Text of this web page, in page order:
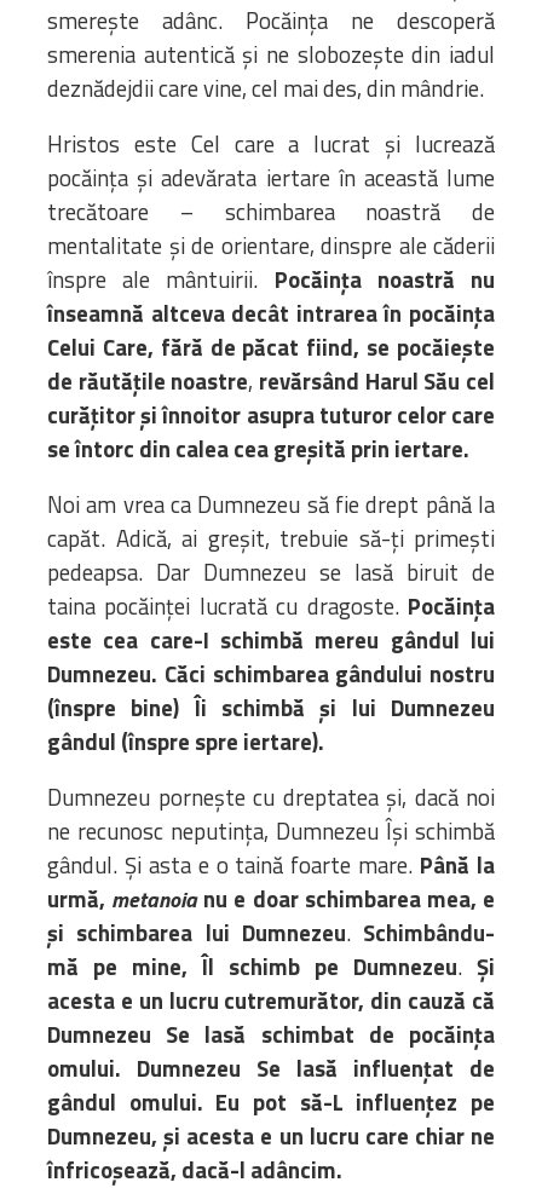
smerește adânc. Pocăința ne descoperă
smerenia autentică și ne slobozește din iadul
deznădejdii care vine, cel mai des, din mândrie.
Hristos este Cel care a lucrat și lucrează
pocăința și adevărata iertare în această lume
trecătoare – schimbarea noastră de
mentalitate și de orientare, dinspre ale căderii
înspre ale mântuirii. Pocăința noastră nu
înseamnă altceva decât intrarea în pocăința
Celui Care, fără de păcat fiind, se pocăiește
de răutățile noastre, revărsând Harul Său cel
curățitor și înnoitor asupra tuturor celor care
se întorc din calea cea greșită prin iertare.
Noi am vrea ca Dumnezeu să fie drept până la
capăt. Adică, ai greșit, trebuie să-ți primești
pedeapsa. Dar Dumnezeu se lasă biruit de
taina pocăinței lucrată cu dragoste. Pocăința
este cea care-I schimbă mereu gândul lui
Dumnezeu. Căci schimbarea gândului nostru
(înspre bine) Îi schimbă și lui Dumnezeu
gândul (înspre spre iertare).
Dumnezeu pornește cu dreptatea și, dacă noi
ne recunosc neputința, Dumnezeu Își schimbă
gândul. Și asta e o taină foarte mare. Până la
urmă, metanoianu e doar schimbarea mea, e
și schimbarea lui Dumnezeu. Schimbându-
mă pe mine, Îl schimb pe Dumnezeu. Și
acesta e un lucru cutremurător, din cauză că
Dumnezeu Se lasă schimbat de pocăința
omului. Dumnezeu Se lasă influențat de
gândul omului. Eu pot să-L influențez pe
Dumnezeu, și acesta e un lucru care chiar ne
înfricoșează, dacă-l adâncim.